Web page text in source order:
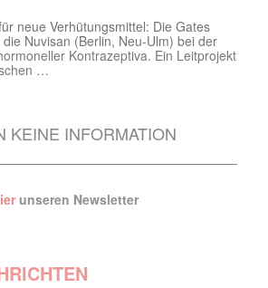
neue Verhütungsmittel: Die Gates
Nuvisan (Berlin, Neu-Ulm) bei der
Kontrazeptiva. Ein Leitprojekt
…
KEINE INFORMATION
unseren Newsletter